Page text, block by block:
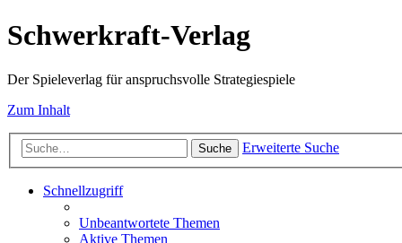
Schwerkraft-Verlag
Der Spieleverlag für anspruchsvolle Strategiespiele
Zum Inhalt
Suche Erweiterte Suche
Schnellzugriff
Unbeantwortete Themen
Aktive Themen